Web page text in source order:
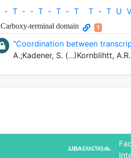
- T ‐ - T - T - T T - T U
Carboxy-terminal domain 1
"Coordination between
A.;Kadener, S. (...)Kornblihtt,